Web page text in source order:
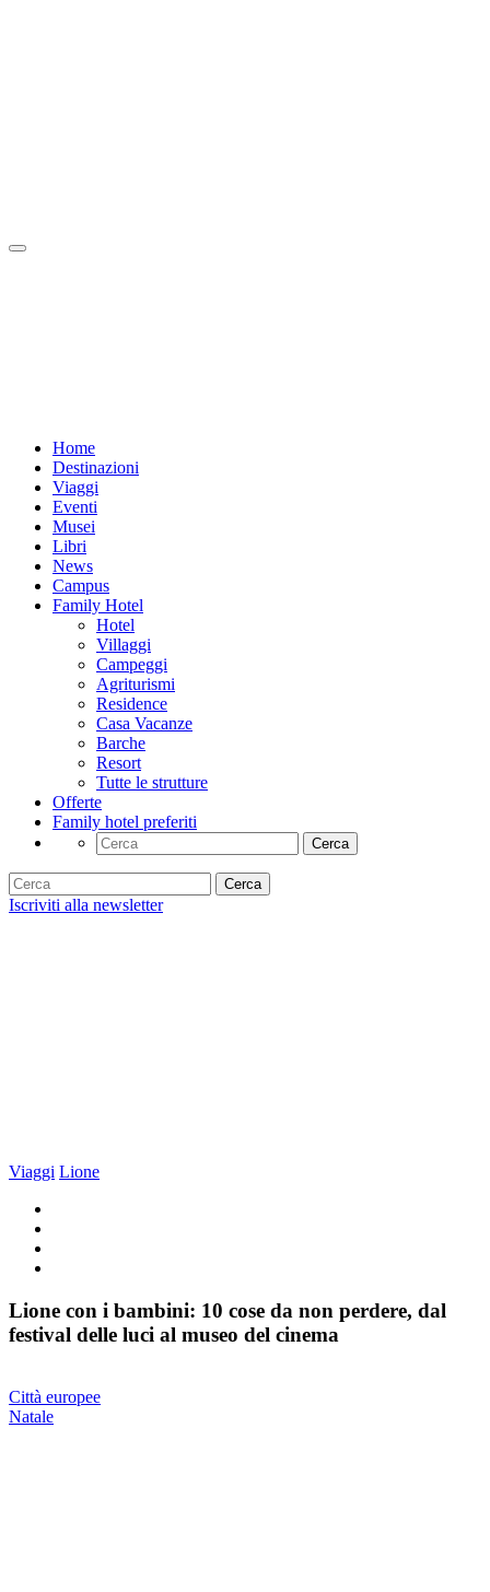
Home
Destinazioni
Viaggi
Eventi
Musei
Libri
News
Campus
Family Hotel
Hotel
Villaggi
Campeggi
Agriturismi
Residence
Casa Vacanze
Barche
Resort
Tutte le strutture
Offerte
Family hotel preferiti
Cerca
Cerca
Iscriviti alla newsletter
Viaggi Lione
Lione con i bambini: 10 cose da non perdere, dal
festival delle luci al museo del cinema
Città europee
Natale